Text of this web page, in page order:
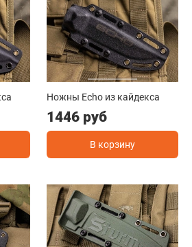
Ножны Echo из кайдекса
1446 руб
В корзину